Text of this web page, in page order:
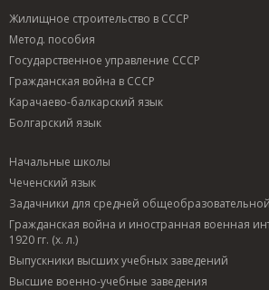
Жилищное строительство в СССР
Метод. пособия
Государственное управление СССР
Гражданская война в СССР
Карачаево-балкарский язык
Болгарский язык
Начальные школы
Чеченский язык
Задачники для средней
Гражданская война и иностранная военная
1920 гг. (х. л.)
Выпускники высших учебных заведений
Высшие военно-учебные заведения